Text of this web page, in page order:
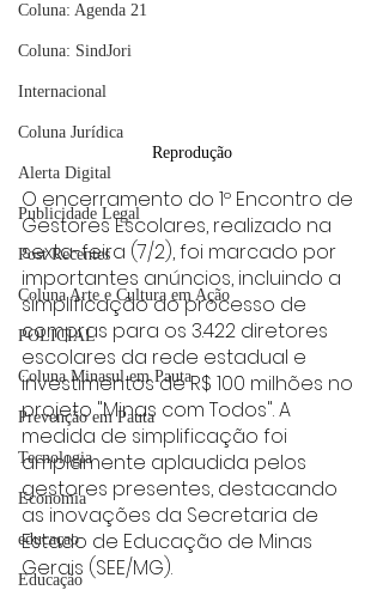
Coluna: Agenda 21
Coluna: SindJori
Internacional
Coluna Jurídica
Alerta Digital
Publicidade Legal
Post Recentes
Coluna Arte e Cultura em Ação
POLICIAL
Coluna Minasul em Pauta
Prevenção em Pauta
Tecnologia
Economia
educaçao
Educação
Reprodução
O encerramento do 1º Encontro de
Gestores Escolares, realizado na
sexta-feira (7/2), foi marcado por
importantes anúncios, incluindo a
simplificação do processo de
compras para os 3.422 diretores
escolares da rede estadual e
investimentos de R$ 100 milhões no
projeto "Minas com Todos". A
medida de simplificação foi
amplamente aplaudida pelos
gestores presentes, destacando
as inovações da Secretaria de
Estado de Educação de Minas
Gerais (SEE/MG).